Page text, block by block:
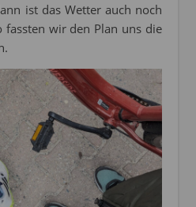
ist das Wetter auch noch
fassten wir den Plan uns die